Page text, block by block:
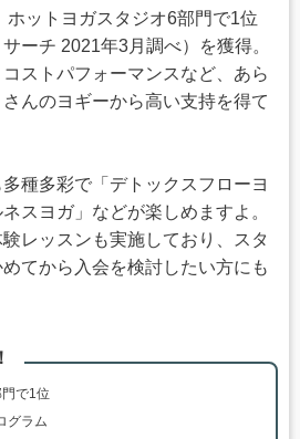
ホットヨガスタジオ6部門で1位
ーチ 2021年3月調べ）を獲得。
ストパフォーマンスなど、あら
んのヨギーから高い支持を得て
種多彩で「デトックスフローヨ
スヨガ」などが楽しめますよ。
レッスンも実施しており、スタ
てから入会を検討したい方にも
で1位
グラム